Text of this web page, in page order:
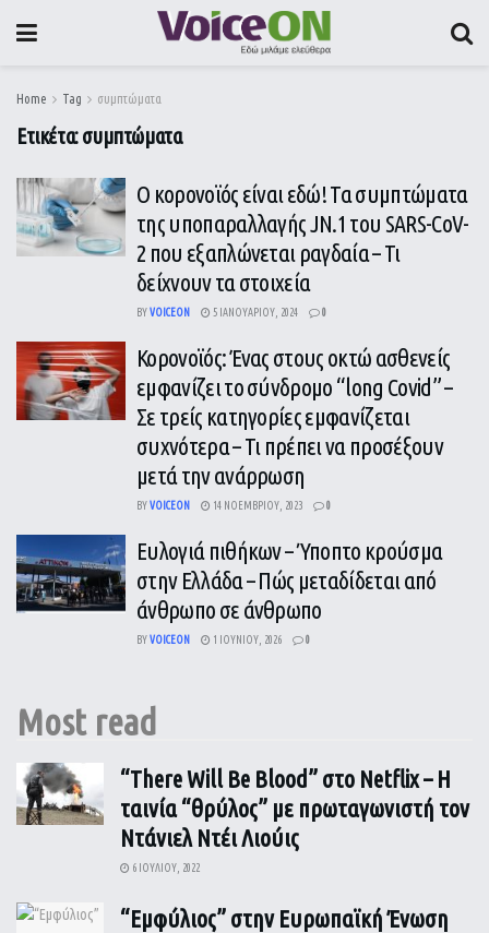
Home Tag συμπτώματα
Ετικέτα:συμπτώματα
Ο κορονοϊός είναι εδώ! Τα συμπτώματα
της υποπαραλλαγής JN.1 του SARS-CoV-
2 που εξαπλώνεται ραγδαία – Τι
δείχνουν τα στοιχεία
BYVOICEON 5 ΙΑΝΟΥΑΡΊΟΥ, 2024 0
Κορονοϊός: Ένας στους οκτώ ασθενείς
εμφανίζει το σύνδρομο “long Covid” –
Σε τρείς κατηγορίες εμφανίζεται
συχνότερα – Τι πρέπει να προσέξουν
μετά την ανάρρωση
BYVOICEON 14 ΝΟΕΜΒΡΊΟΥ, 2023 0
Ευλογιά πιθήκων – Ύποπτο κρούσμα
στην Ελλάδα – Πώς μεταδίδεται από
άνθρωπο σε άνθρωπο
BYVOICEON 1 ΙΟΥΝΊΟΥ, 2026 0
Most read
“There Will Be Blood” στο Netflix – Η
ταινία “θρύλος” με πρωταγωνιστή τον
Ντάνιελ Ντέι Λιούις
6 ΙΟΥΛΊΟΥ, 2022
“Εμφύλιος” στην Ευρωπαϊκή Ένωση